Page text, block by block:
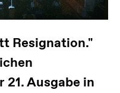
Resignation."
21. Ausgabe in